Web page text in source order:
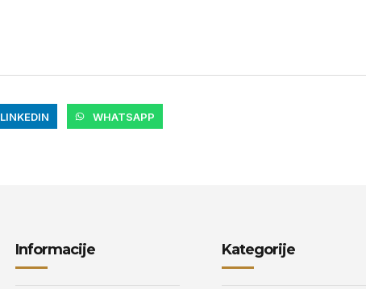
LINKEDIN WHATSAPP
Informacije Kategorije